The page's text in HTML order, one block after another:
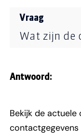
Vraag
Wat zijn de
Antwoord:
Bekijk de actuele
contactgegevens